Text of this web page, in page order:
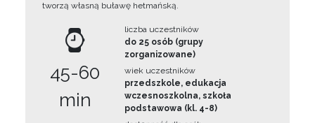
tworzą własną buławę hetmańską.
45-60
min
liczba uczestników
do 25 osób (grupy
zorganizowane)
wiek uczestników
przedszkole, edukacja
wczesnoszkolna, szkoła
podstawowa (kl. 4-8)